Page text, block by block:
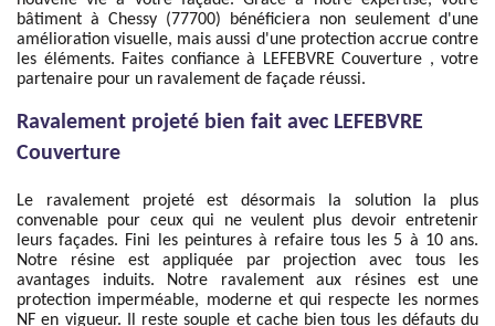
bâtiment à Chessy (77700) bénéficiera non seulement d'une
amélioration visuelle, mais aussi d'une protection accrue contre
les éléments. Faites confiance à LEFEBVRE Couverture , votre
partenaire pour un ravalement de façade réussi.
Ravalement projeté bien fait avec LEFEBVRE
Couverture
Le ravalement projeté est désormais la solution la plus
convenable pour ceux qui ne veulent plus devoir entretenir
leurs façades. Fini les peintures à refaire tous les 5 à 10 ans.
Notre résine est appliquée par projection avec tous les
avantages induits. Notre ravalement aux résines est une
protection imperméable, moderne et qui respecte les normes
NF en vigueur. Il reste souple et cache bien tous les défauts du